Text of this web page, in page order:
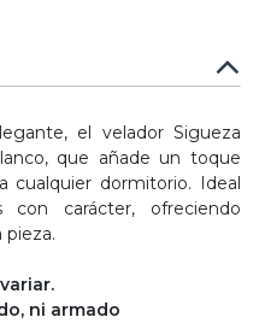
el velador Sigueza
que añade un toque
cualquier dormitorio. Ideal
con carácter, ofreciendo
pieza.
ni armado